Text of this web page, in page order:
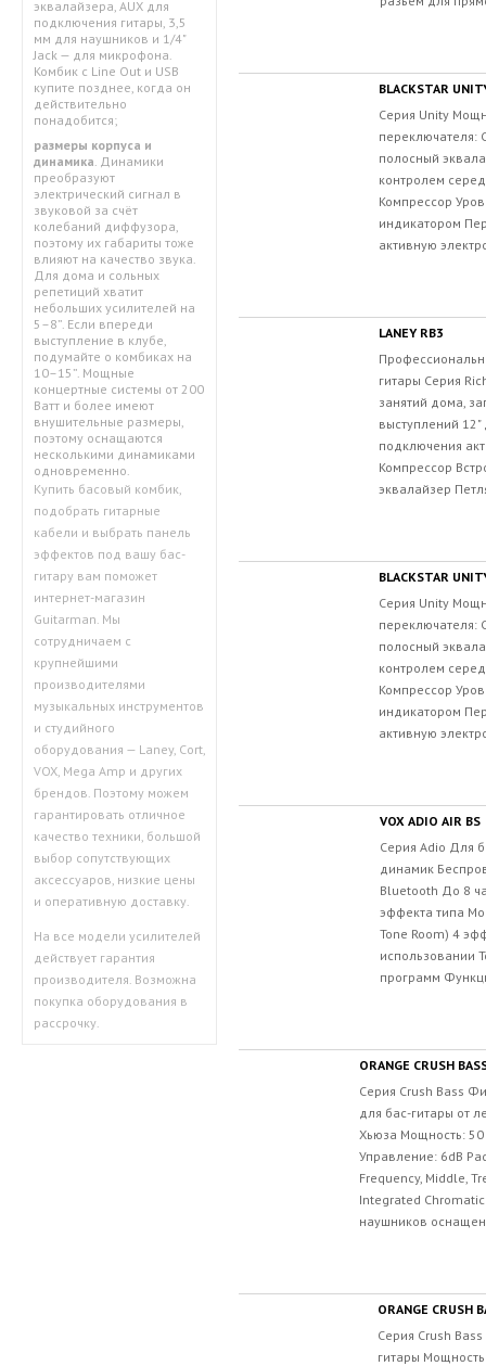
эквалайзера, AUX для
подключения гитары, 3,5
мм для наушников и 1/4"
Jack — для микрофона.
Комбик с Line Out и USB
купите позднее, когда он
действительно
понадобится;
размеры корпуса и
динамика. Динамики
преобразуют
электрический сигнал в
звуковой за счёт
колебаний диффузора,
поэтому их габариты тоже
влияют на качество звука.
Для дома и сольных
репетиций хватит
небольших усилителей на
5–8”. Если впереди
выступление в клубе,
подумайте о комбиках на
10–15”. Мощные
концертные системы от 200
Ватт и более имеют
внушительные размеры,
поэтому оснащаются
несколькими динамиками
одновременно.
Купить басовый комбик,
подобрать гитарные
кабели и выбрать панель
эффектов под вашу бас-
гитару вам поможет
интернет-магазин
Guitarman. Мы
сотрудничаем с
крупнейшими
производителями
музыкальных инструментов
и студийного
оборудования — Laney, Cort,
VOX, Mega Amp и других
брендов. Поэтому можем
гарантировать отличное
качество техники, большой
выбор сопутствующих
аксессуаров, низкие цены
и оперативную доставку.
На все модели усилителей
действует гарантия
производителя. Возможна
покупка оборудования в
рассрочку.
BLACKSTAR
Серия Unity
переключателя:
полосный
контролем
Компрессор
индикатором
активную
LANEY RB3
гитары Серия
занятий дома,
выступлений
подключения
Компрессор
эквалайзер
BLACKSTAR
Серия Unity
переключателя:
полосный
контролем
Компрессор
индикатором
активную
VOX ADIO AIR BS
Серия Adio Для
динамик
Bluetooth До 8
эффекта типа
Tone Room) 4
использовании
программ
ORANGE CRUSH
Серия Crush Bass
для бас-гитары от
Хьюза Мощность:
Управление: 6dB
Frequency, Middle,
Integrated
наушников
ORANGE CRUSH
Серия Crush
гитары